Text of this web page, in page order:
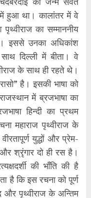
हुआ था। कालांतर में वे
का सम्माननीय
इससे उनका अधिकांश
दिल्ली में बीता। वे
के साथ ही रहते थे।
है। इसकी भाषा को
में ब्रजभाषा का
हिन्दी का प्रथम
महाराज पृथ्वीराज के
युद्धों और प्रेम-
श्रृंगार दो ही रस है।
की भाँति की है
है कि इस रचना को पूर्ण
और पृथ्वीराज के अन्तिम